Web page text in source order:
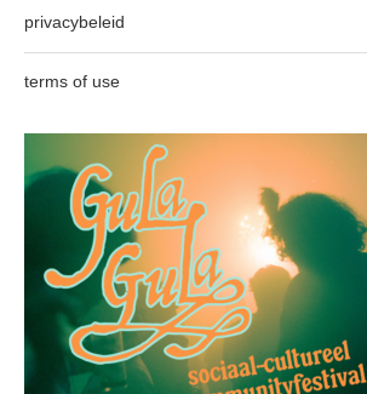
privacybeleid
terms of use